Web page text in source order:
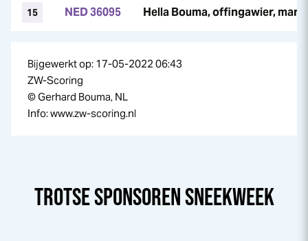
15 NED 36095 Hella Bouma, offingawier,
Bijgewerkt op: 17-05-2022 06:43
ZW-Scoring
© Gerhard Bouma, NL
Info: www.zw-scoring.nl
TROTSE SPONSORENSNEEKWEEK